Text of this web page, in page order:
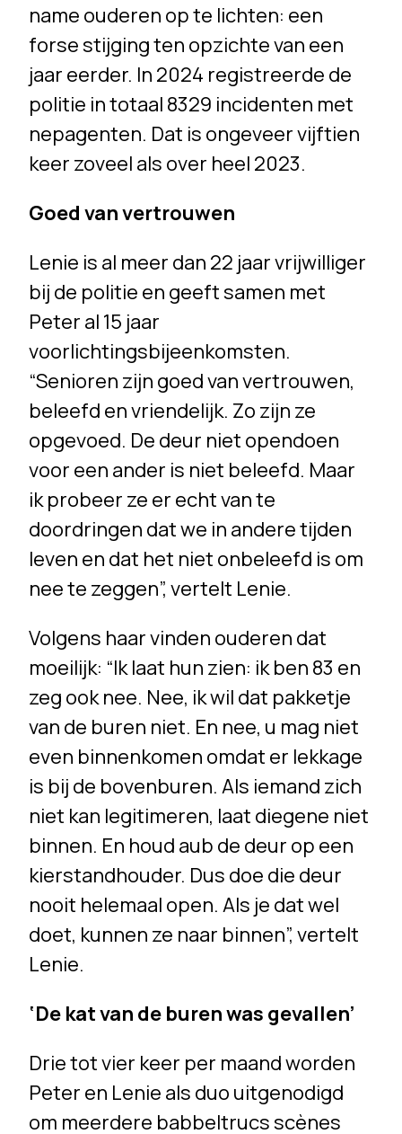
name ouderen op te lichten: een
forse stijging ten opzichte van een
jaar eerder. In 2024 registreerde de
politie in totaal 8329 incidenten met
nepagenten. Dat is ongeveer vijftien
keer zoveel als over heel 2023.
Goed van vertrouwen
Lenie is al meer dan 22 jaar vrijwilliger
bij de politie en geeft samen met
Peter al 15 jaar
voorlichtingsbijeenkomsten.
“Senioren zijn goed van vertrouwen,
beleefd en vriendelijk. Zo zijn ze
opgevoed. De deur niet opendoen
voor een ander is niet beleefd. Maar
ik probeer ze er echt van te
doordringen dat we in andere tijden
leven en dat het niet onbeleefd is om
nee te zeggen”, vertelt Lenie.
Volgens haar vinden ouderen dat
moeilijk: “Ik laat hun zien: ik ben 83 en
zeg ook nee. Nee, ik wil dat pakketje
van de buren niet. En nee, u mag niet
even binnenkomen omdat er lekkage
is bij de bovenburen. Als iemand zich
niet kan legitimeren, laat diegene niet
binnen. En houd aub de deur op een
kierstandhouder. Dus doe die deur
nooit helemaal open. Als je dat wel
doet, kunnen ze naar binnen”, vertelt
Lenie.
‘De kat van de buren was gevallen’
Drie tot vier keer per maand worden
Peter en Lenie als duo uitgenodigd
om meerdere babbeltrucs scènes